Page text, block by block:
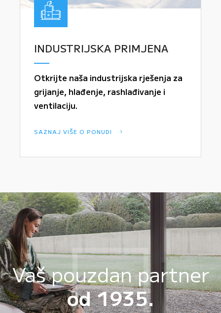
INDUSTRIJSKA PRIMJENA
Otkrijte naša industrijska rješenja za
grijanje, hlađenje, rashlađivanje i
ventilaciju.
SAZNAJ VIŠE O PONUDI
Vaš pouzdan partner
od 1935.